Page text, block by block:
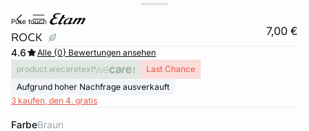
pure touch
ROCK 7,00 €
4.6
Alle {0} Bewertungen ansehen
product.wecaretext
Last Chance
Aufgrund hoher Nachfrage ausverkauft
3 kaufen, den 4. gratis
Farbe braun